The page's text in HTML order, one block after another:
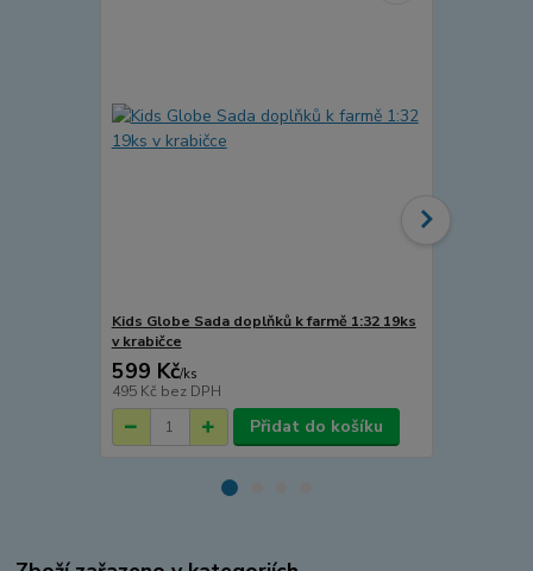
Kids Globe Sada doplňků k farmě 1:32 19ks
v krabičce
599 Kč/ks
495 Kč bez DPH
Přidat do košíku